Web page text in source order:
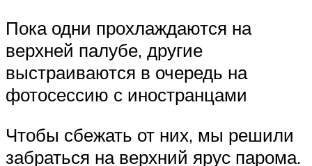
Пока одни прохлаждаются на
верхней палубе, другие
выстраиваются в очередь на
фотосессию с иностранцами
Чтобы сбежать от них, мы решили
забраться на верхний ярус парома.